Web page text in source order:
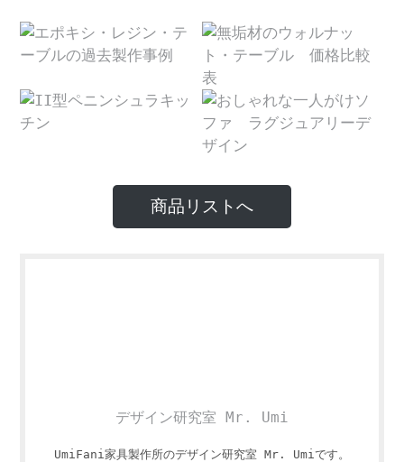
商品リストへ
デザイン研究室 Mr. Umi
UmiFani家具製作所のデザイン研究室 Mr. Umiです。